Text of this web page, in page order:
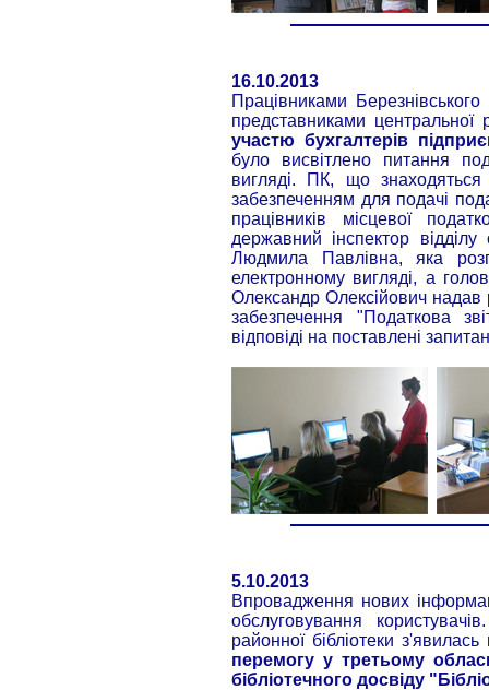
16.10.2013
Працівниками
представниками центральної
участю бухгалтерів
було висвітлено питання
вигляді. ПК, що знаходяться
забезпеченням для подачі
працівників місцевої
державний інспектор
Людмила Павлівна, яка
електронному вигляді, а
Олександр Олексійович
забезпечення "Податкова
відповіді на поставлені
5.10.2013
Впровадження нових
обслуговування
районної бібліотеки
перемогу у третьому
бібліотечного досвіду